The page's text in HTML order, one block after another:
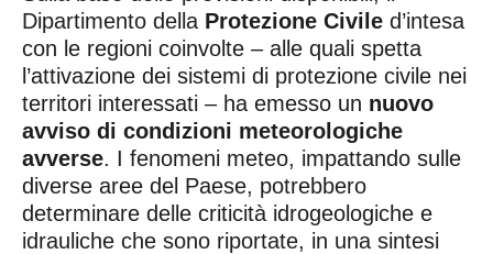
Dipartimento della Protezione Civile d’intesa
con le regioni coinvolte – alle quali spetta
l’attivazione dei sistemi di protezione civile nei
territori interessati – ha emesso un nuovo
avviso di condizioni meteorologiche
avverse. I fenomeni meteo, impattando sulle
diverse aree del Paese, potrebbero
determinare delle criticità idrogeologiche e
idrauliche che sono riportate, in una sintesi